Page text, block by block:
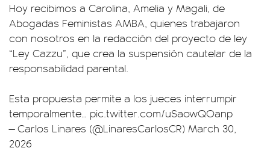
Hoy recibimos a Carolina, Amelia y Magali, de
Abogadas Feministas AMBA, quienes trabajaron
con nosotros en la redacción del proyecto de ley
“Ley Cazzu”, que crea la suspensión cautelar de la
responsabilidad parental.
Esta propuesta permite a los jueces interrumpir
temporalmente… pic.twitter.com/uSaowQOanp
— Carlos Linares (@LinaresCarlosCR) March 30,
2026